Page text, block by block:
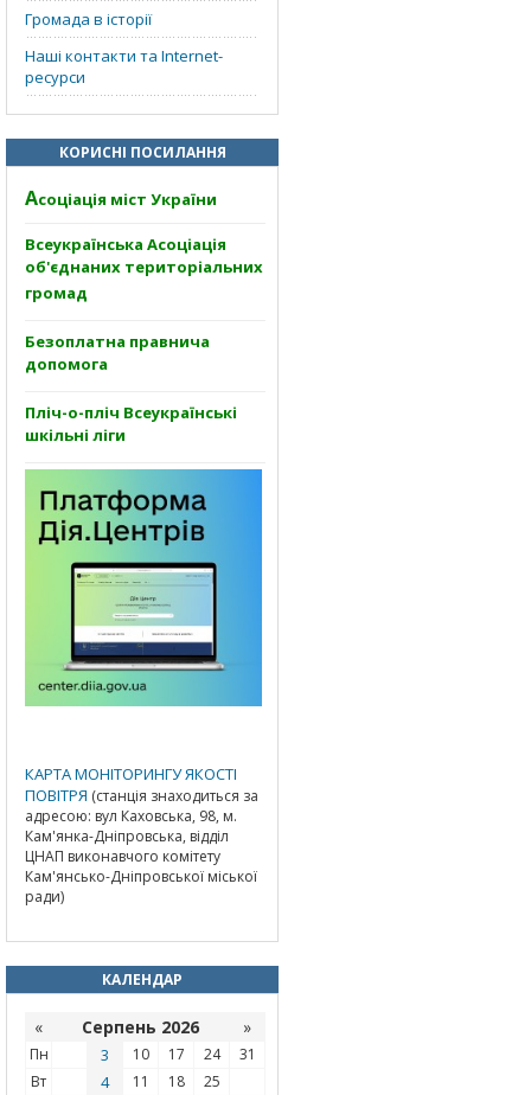
Громада в історії
Наші контакти та Internet-
ресурси
КОРИСНІ ПОСИЛАННЯ
Асоціація міст України
Всеукраїнська Асоціація
об'єднаних територіальних
громад
Безоплатна правнича
допомога
Пліч-о-пліч Всеукраїнські
шкільні ліги
КАРТА МОНІТОРИНГУ ЯКОСТІ
ПОВІТРЯ (станція знаходиться за
адресою: вул Каховська, 98, м.
Кам'янка-Дніпровська, відділ
ЦНАП виконавчого комітету
Кам'янсько-Дніпровської міської
ради)
КАЛЕНДАР
« Серпень 2026 »
Пн 3 10 17 24
31
Вт
4 11 18
25